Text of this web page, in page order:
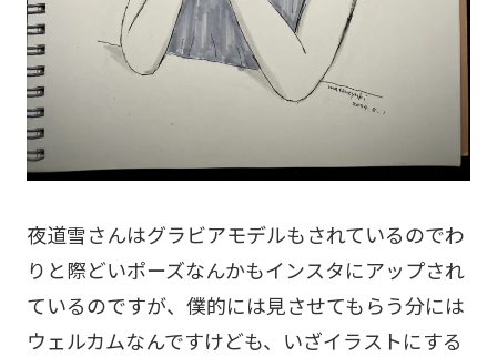
夜道雪さんはグラビアモデルもされているのでわ
りと際どいポーズなんかもインスタにアップされ
ているのですが、僕的には見させてもらう分には
ウェルカムなんですけども、いざイラストにする